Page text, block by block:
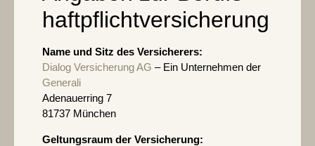
haftpflicht­versicherung
Name und Sitz des Versicherers:
Dialog Versicherung AG – Ein Unternehmen der
Generali
Adenauerring 7
81737 München
Geltungsraum der Versicherung: